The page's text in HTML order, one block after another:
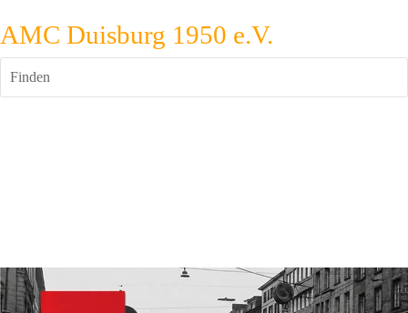
AMC Duisburg 1950 e.V.
Finden